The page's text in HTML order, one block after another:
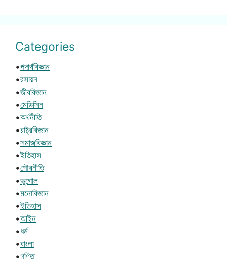
Categories
•পদার্থবিজ্ঞান
•রসায়ন
•জীববিজ্ঞান
•মেডিসিন
•অর্থনীতি
•রাষ্ট্রবিজ্ঞান
•সমাজবিজ্ঞান
•ইতিহাস
•পৌরনীতি
•ভূগোল
•মনোবিজ্ঞান
•ইতিহাস
•আইন
•ধর্ম
•বাংলা
•গণিত